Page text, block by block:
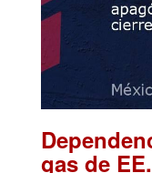
gas de